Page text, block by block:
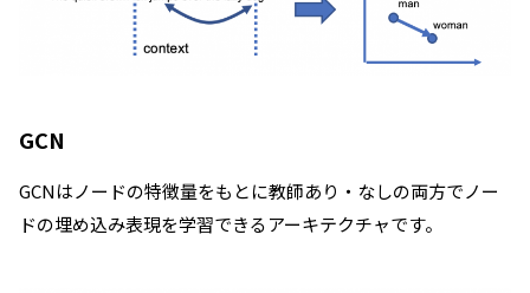
GCN
GCNはノードの特徴量をもとに教師あり・なしの両方でノー
ドの埋め込み表現を学習できるアーキテクチャです。